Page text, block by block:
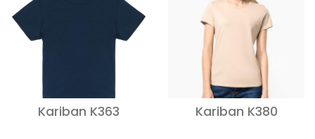
Kariban K363 Kariban K380